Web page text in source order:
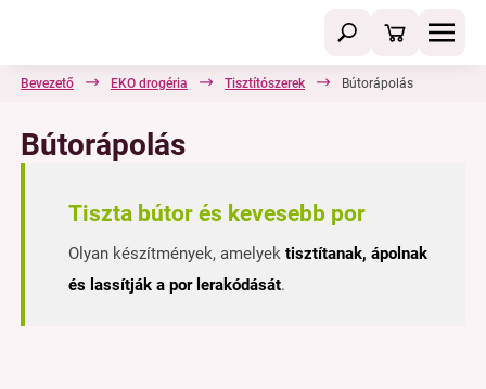
Bevezető EKO drogéria Tisztítószerek Bútorápolás
Bútorápolás
Tiszta bútor és kevesebb por
Olyan készítmények, amelyek tisztítanak, ápolnak
és lassítják a por lerakódását.